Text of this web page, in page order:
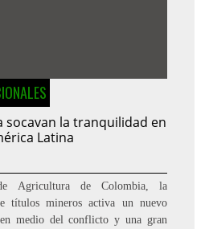
socavan la tranquilidad en
Latina
Agricultura de Colombia, la
títulos mineros activa un nuevo
en medio del conflicto y una gran